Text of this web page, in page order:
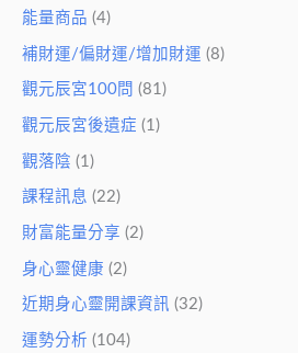
能量商品 (4)
補財運/偏財運/增加財運 (8)
觀元辰宮100問 (81)
觀元辰宮後遺症 (1)
觀落陰 (1)
課程訊息 (22)
財富能量分享 (2)
身心靈健康 (2)
近期身心靈開課資訊 (32)
運勢分析 (104)